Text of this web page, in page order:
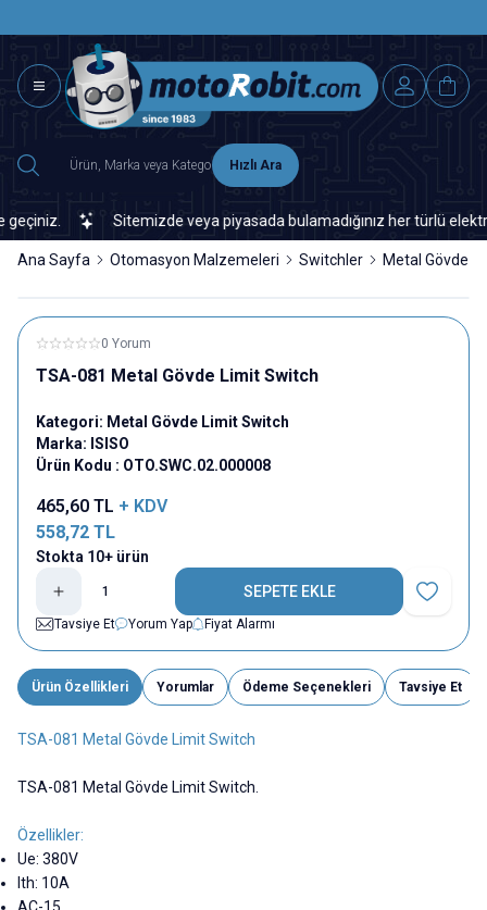
Hızlı Ara
Sitemizde veya piyasada bulamadığınız her türlü
Ana Sayfa Otomasyon Malzemeleri Switchler Metal Gövde
0 Yorum
TSA-081 Metal Gövde Limit Switch
Kategori: Metal Gövde Limit Switch
Marka: ISISO
Ürün Kodu : OTO.SWC.02.000008
465,60 TL + KDV
558,72 TL
Stokta 10+ ürün
SEPETE EKLE
Favoriye
Tavsiye Et
Yorum Yap Fiyat Alarmı
Ürün Özellikleri Yorumlar Ödeme Seçenekleri Tavsiye Et
TSA-081 Metal Gövde Limit Switch
TSA-081 Metal Gövde Limit Switch.
Özellikler:
Ue: 380V
Ith: 10A